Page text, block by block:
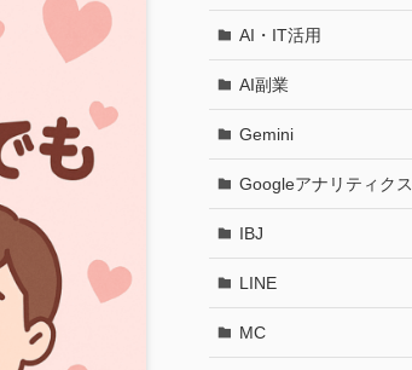
AI・IT活用
AI副業
Gemini
Googleアナリティクス
IBJ
LINE
MC